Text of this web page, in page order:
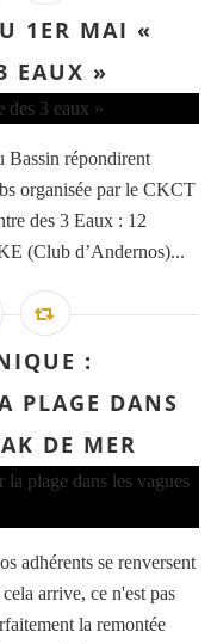
1ER MAI «
EAUX »
Bassin répondirent
organisée par le CKCT
des 3 Eaux : 12
(Club d’Andernos)...
:
PLAGE DANS
DE MER
adhérents se renversent
arrive, ce n'est pas
la remontée